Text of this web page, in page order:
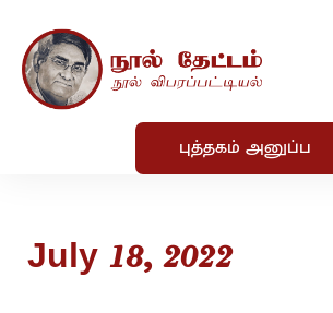
புத்தகம் அனுப்ப
July 18, 2022